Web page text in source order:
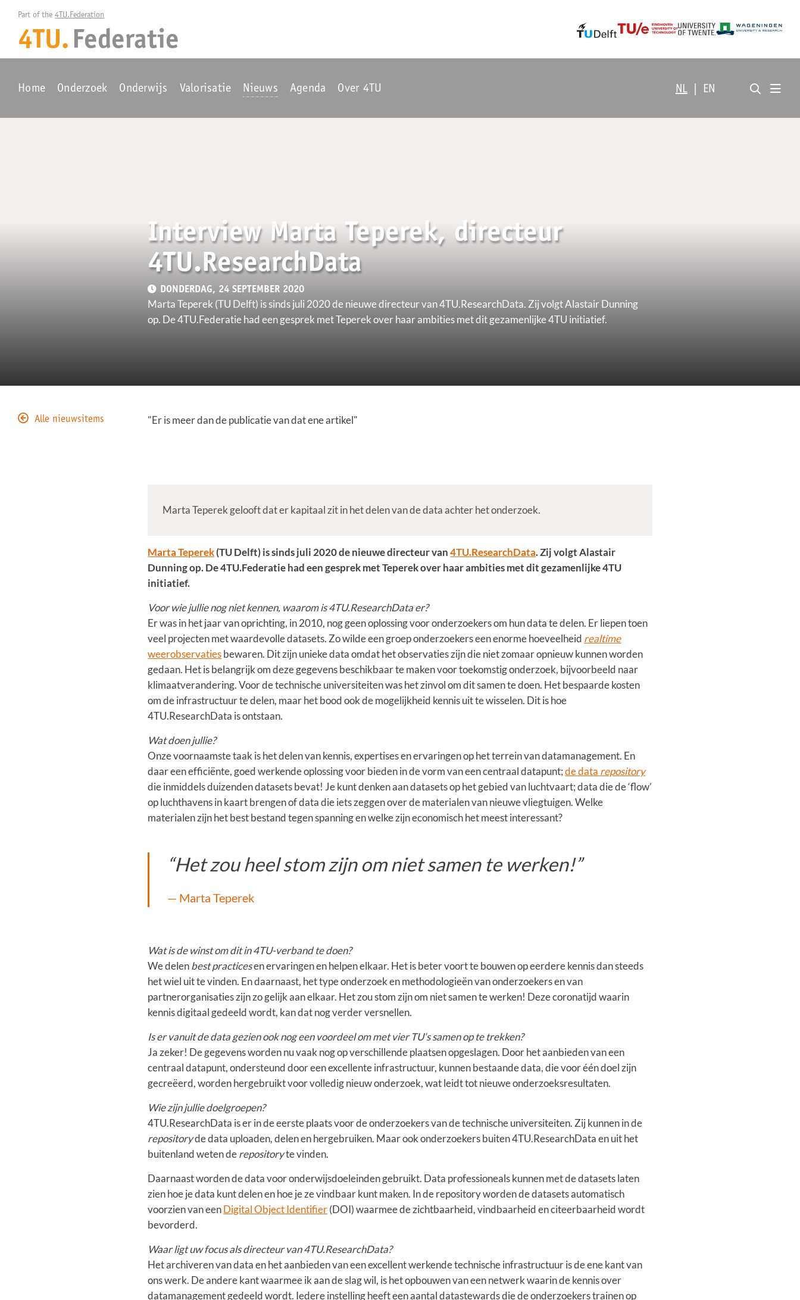
Part of the 4TU.Federation
4TU. Federatie
Home Onderzoek Onderwijs Valorisatie Nieuws Agenda Over 4TU NL EN
Interview Marta Teperek, directeur
4TU.ResearchData
DONDERDAG, 24 SEPTEMBER 2020
Marta Teperek (TU Delft) is sinds juli 2020 de nieuwe directeur van 4TU.ResearchData. Zij volgt Alastair Dunning
op. De 4TU.Federatie had een gesprek met Teperek over haar ambities met dit gezamenlijke 4TU initiatief.
Alle nieuwsitems "Er is meer dan de publicatie van dat ene artikel"
Marta Teperek gelooft dat er kapitaal zit in het delen van de data achter het onderzoek.
Marta Teperek(TU Delft) is sinds juli 2020 de nieuwe directeur van4TU.ResearchData. Zij volgt Alastair
Dunning op. De 4TU.Federatie had een gesprek met Teperek over haar ambities met dit gezamenlijke 4TU
initiatief.
Voor wie jullie nog niet kennen, waarom is 4TU.ResearchData er?
Er was in het jaar van oprichting, in 2010, nog geen oplossing voor onderzoekers om hun data te delen. Er liepen toen
veel projecten met waardevolle datasets. Zo wilde een groep onderzoekers een enorme hoeveelheid realtime
weerobservatiesbewaren. Dit zijn unieke data omdat het observaties zijn die niet zomaar opnieuw kunnen worden
gedaan. Het is belangrijk om deze gegevens beschikbaar te maken voor toekomstig onderzoek, bijvoorbeeld naar
klimaatverandering. Voor de technische universiteiten was het zinvol om dit samen te doen. Het bespaarde kosten
om de infrastructuur te delen, maar het bood ook de mogelijkheid kennis uit te wisselen. Dit is hoe
4TU.ResearchData is ontstaan.
Wat doen jullie?
Onze voornaamste taak is het delen van kennis, expertises en ervaringen op het terrein van datamanagement. En
daar een efficiënte, goed werkende oplossing voor bieden in de vorm van een centraal datapunt;de data repository
die inmiddels duizenden datasets bevat! Je kunt denken aan datasets op het gebied van luchtvaart; data die de ‘flow’
op luchthavens in kaart brengen of data die iets zeggen over de materialen van nieuwe vliegtuigen. Welke
materialen zijn het best bestand tegen spanning en welke zijn economisch het meest interessant?
“Het zou heel stom zijn om niet samen te werken!”
Marta Teperek
Wat is de winst om dit in 4TU-verband te doen?
We delenbest practicesen ervaringen en helpen elkaar. Het is beter voort te bouwen op eerdere kennis dan steeds
het wiel uit te vinden. En daarnaast, het type onderzoek en methodologieën van onderzoekers en van
partnerorganisaties zijn zo gelijk aan elkaar. Het zou stom zijn om niet samen te werken! Deze coronatijd waarin
kennis digitaal gedeeld wordt, kan dat nog verder versnellen.
Is er vanuit de data gezien ook nog een voordeel om met vier TU’s samen op te trekken?
Ja zeker! De gegevens worden nu vaak nog op verschillende plaatsen opgeslagen. Door het aanbieden van een
centraal datapunt, ondersteund door een excellente infrastructuur, kunnen bestaande data, die voor één doel zijn
gecreëerd, worden hergebruikt voor volledig nieuw onderzoek, wat leidt tot nieuwe onderzoeksresultaten.
Wie zijn jullie doelgroepen?
4TU.ResearchData is er in de eerste plaats voor de onderzoekers van de technische universiteiten. Zij kunnen in de
repositoryde data uploaden, delen en hergebruiken. Maar ook onderzoekers buiten 4TU.ResearchData en uit het
buitenland weten derepositoryte vinden.
Daarnaast worden de data voor onderwijsdoeleinden gebruikt. Data professioneals kunnen met de datasets laten
zien hoe je data kunt delen en hoe je ze vindbaar kunt maken. In de repository worden de datasets automatisch
voorzien van eenDigital Object Identifier(DOI) waarmee de zichtbaarheid, vindbaarheid en citeerbaarheid wordt
bevorderd.
Waar ligt uw focus als directeur van 4TU.ResearchData?
Het archiveren van data en het aanbieden van een excellent werkende technische infrastructuur is de ene kant van
ons werk. De andere kant waarmee ik aan de slag wil, is het opbouwen van een netwerk waarin de kennis over
datamanagement gedeeld wordt. Iedere instelling heeft een aantal datastewards die de onderzoekers trainen op